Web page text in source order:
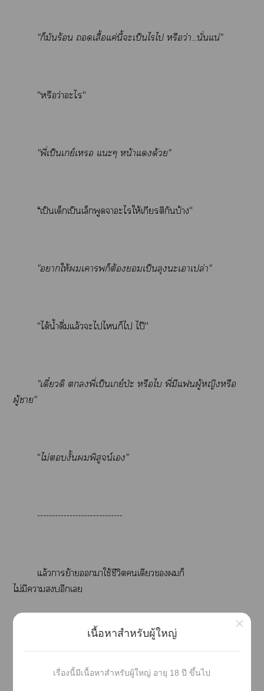
"ก็มันร้อน เสื้อแค่นี้ะเป็นไรไ หรือว่า...นั่นแน่"
"หรือว่าะไ"
"พี่เป็นเกย์เ แะๆ หน้าแด้วย"
“เป็นเด็กเป็นเล็กพูดจาะไให้เกียรติกันบ้าง"
"าให้เาก็ต้องเป็นลุงะเาเปล่า"
"ได้น้ำดื่มแล้วะไไก็ไ ไป๊"
"เดี๋ยวดิ พี่เป็นเกย์ป่ะ หรือไบ พี่มีแผู้หญิงหรือ
ผู้า"
"ไม่งั้นพิสูจน์เ"
-----------------------------
แล้วาย้ายาใช้ชีวิตเดียวก็
ไม่มีาอีกเ
เนื้อหาสำหรับผู้ใหญ่
เรื่องนี้มีเนื้อหาสำหรับผู้ใหญ่ อายุ 18 ปี ขึ้นไป
×